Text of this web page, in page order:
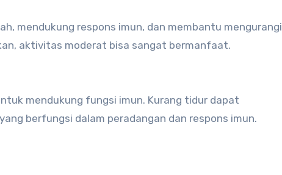
mendukung respons imun, dan membantu mengurangi
aktivitas moderat bisa sangat bermanfaat.
mendukung fungsi imun. Kurang tidur dapat
berfungsi dalam peradangan dan respons imun.